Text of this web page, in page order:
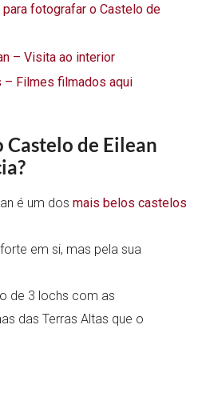
fotografar o Castelo de
– Visita ao interior
– Filmes filmados aqui
de Eilean
é um dosmais belos castelos
em si, mas pela sua
de 3 lochs com as
das Terras Altas que o